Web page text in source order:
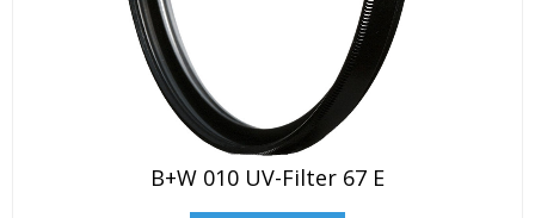
B+W 010 UV-Filter 67 E